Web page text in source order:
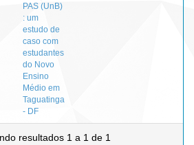
PAS (UnB)
: um
estudo de
caso com
estudantes
do Novo
Ensino
Médio em
Taguatinga
- DF
resultados 1 a 1 de 1